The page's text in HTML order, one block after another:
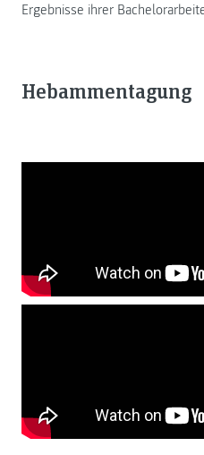
Ergebnisse ihrer
Hebammentagung